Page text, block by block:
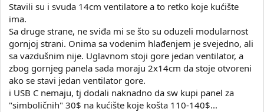
Stavili su i svuda 14cm ventilatore a to retko koje kućište
ima.
Sa druge strane, ne sviđa mi se što su oduzeli modularnost
gornjoj strani. Onima sa vodenim hlađenjem je svejedno, ali
sa vazdušnim nije. Uglavnom stoji gore jedan ventilator, a
zbog gornjeg panela sada moraju 2x14cm da stoje otvoreni
ako se stavi jedan ventilator gore.
i USB C nemaju, tj dodali naknadno da sw kupi panel za
"simboličnih" 30$ na kućište koje košta 110-140$...